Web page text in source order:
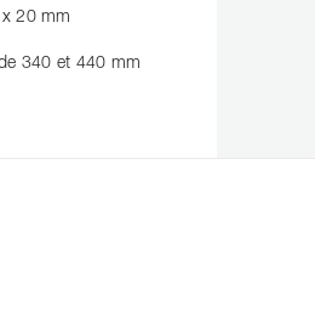
20 mm
340 et 440 mm